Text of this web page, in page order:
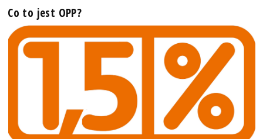
Co to jest OPP?